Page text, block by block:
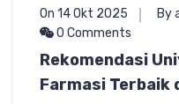
On 14 Okt 2025 By
0 Comments
Rekomendasi
Farmasi Terbaik